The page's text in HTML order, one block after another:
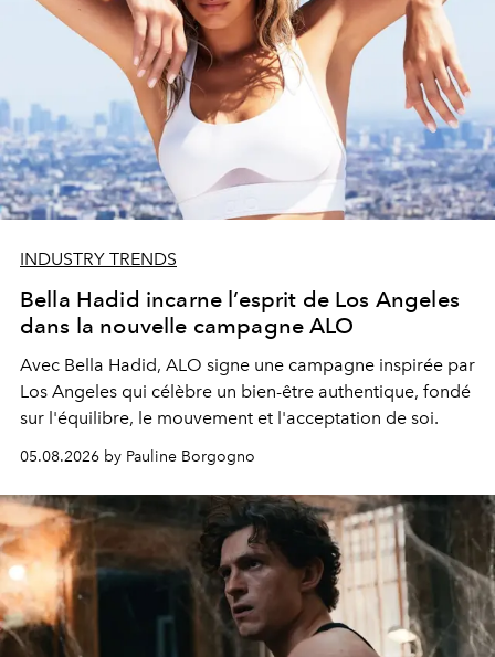
INDUSTRY TRENDS
Bella Hadid incarne l’esprit de Los Angeles
dans la nouvelle campagne ALO
Avec Bella Hadid, ALO signe une campagne inspirée par
Los Angeles qui célèbre un bien-être authentique, fondé
sur l'équilibre, le mouvement et l'acceptation de soi.
05.08.2026 by Pauline Borgogno